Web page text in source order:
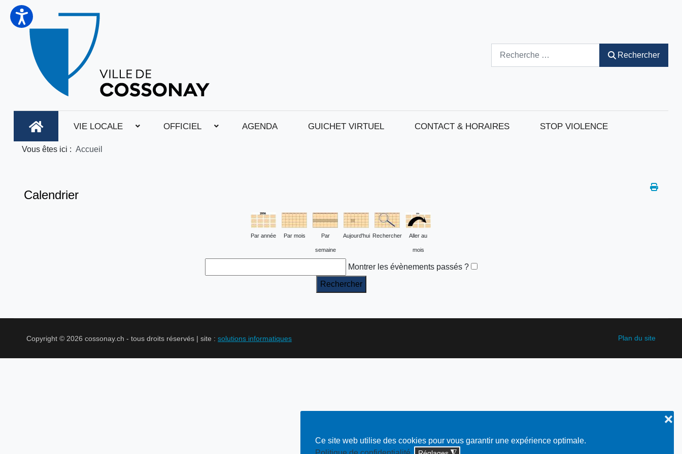
Ce site web utilise des cookies pour vous garantir une expérience optimale.
❌
Rechercher
VIE LOCALE OFFICIEL AGENDA GUICHET VIRTUEL CONTACT & HORAIRES STOP VIOLENCE
Vous êtes ici : Accueil
Calendrier
Par année Par mois Par
semaine
Aujourd'hui Rechercher Aller au
mois
Montrer les évènements passés ?
Copyright © 2026 cossonay.ch - tous droits réservés | site : solutions informatiques Plan du site